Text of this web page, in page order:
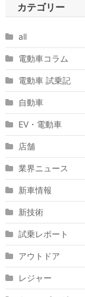
カテゴリー
all
電動車コラム
電動車 試乗記
自動車
EV・電動車
店舗
業界ニュース
新車情報
新技術
試乗レポート
アウトドア
レジャー